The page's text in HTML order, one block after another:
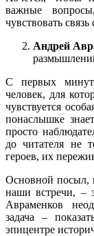
важные
чувствовать
Андрей
С первых минут
человек, для
чувствуется
понаслышке
просто
до читателя не
героев, их
Основной посыл,
наши встречи, –
Авраменков
задача –
эпицентре